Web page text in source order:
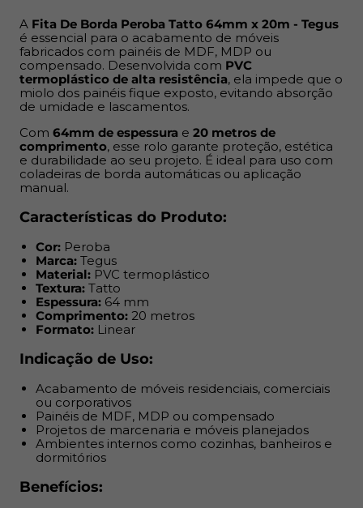
Formato: Linear
Indicação de Uso:
Acabamento de móveis residenciais, comerciais ou
corporativos
Painéis de MDF, MDP ou compensado
Projetos de marcenaria e móveis planejados
Ambientes internos como cozinhas, banheiros e
dormitórios
Benefícios:
Impede umidade nas bordas expostas
Minimiza riscos de quebra e desgaste
Acabamento mais limpo e uniforme
Textura e cor alinhadas ao MDF base
Resistência prolongada no dia a dia
Para coladeiras: utilize adesivo Hotmelt
Aplicação à mão: use cola de contato
Corte a fita na medida do painel
Fixe com pressão por toda a extensão
Garantia e Entrega:
A Fita De Borda Peroba Tatto 64mm x 20m - Tegus
é essencial para o acabamento de móveis
fabricados com painéis de MDF, MDP ou
compensado. Desenvolvida com PVC
termoplástico de alta resistência, ela impede que o
miolo dos painéis fique exposto, evitando absorção
de umidade e lascamentos.
Com 64mm de espessura e 20 metros de
comprimento, esse rolo garante proteção, estética
e durabilidade ao seu projeto. É ideal para uso com
coladeiras de borda automáticas ou aplicação
manual.
Características do Produto:
Cor: Peroba
Marca: Tegus
Material: PVC termoplástico
Textura: Tatto
Espessura: 64 mm
Comprimento: 20 metros
Formato: Linear
Indicação de Uso:
Acabamento de móveis residenciais, comerciais
ou corporativos
Painéis de MDF, MDP ou compensado
Projetos de marcenaria e móveis planejados
Ambientes internos como cozinhas, banheiros e
dormitórios
Benefícios: